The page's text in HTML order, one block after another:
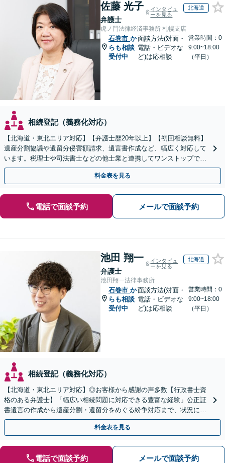
佐藤 光子
弁護士
インタビュ
ーを見る
北海道
虎ノ門法律経済事務所 札幌支店
石巻市 か
らも相談
受付中
面談方法(対面・
電話・ビデオな
ど)は応相談
営業時間：0
9:00~18:00
（平日）
相続登記（義務化対応）
【北海道・東北エリア対応】【弁護士歴20年以上】【初回相談無料】
遺産分割協議や遺留分侵害額請求、遺言書作成など、幅広く対応して
います。税理士や司法書士などの他士業と連携してワンストップでの
解決が可能です。ぜひご相談ください。
料金表を見る
電話で面談予約 メールで面談予約
池田 翔一
弁護士
インタビュ
ーを見る
北海道
池田翔一法律事務所
石巻市 か
らも相談
受付中
面談方法(対面・
電話・ビデオな
ど)は応相談
営業時間：0
9:00~18:00
（平日）
相続登記（義務化対応）
【北海道・東北エリア対応】◎お客様から感謝の声多数【行政書士資
格のある弁護士】「幅広い相続問題に対応できる豊富な経験」公正証
書遺言の作成から遺産分割・遺留分をめぐる紛争対応まで、状況に応
じた最適な方法をご提案します【夜間相談可】
料金表を見る
電話で面談予約 メールで面談予約